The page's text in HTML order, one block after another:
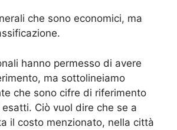
che sono economici, ma
hanno permesso di avere
ma sottolineiamo
che sono cifre di riferimento
Ciò vuol dire che se a
il costo menzionato, nella città